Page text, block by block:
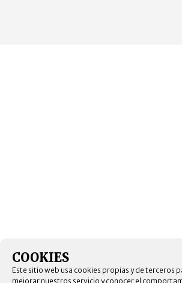
COOKIES
Este sitio web usa cookies propias y de terceros
mejorar nuestros servicio y conocer el